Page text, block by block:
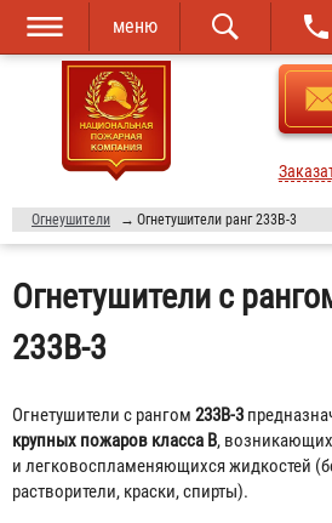
Перейти к
основному
содержанию
Skip to
navigation
меню
Огнеушители → Огнетушители ранг 233В-3
Огнетушители с
233В-3
Огнетушители с рангом 233В-3
крупных пожаров класса В,
и легковоспламеняющихся жидкостей
растворители, краски, спирты).